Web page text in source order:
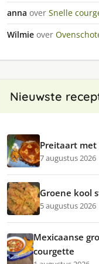
anna over Snelle
Wilmie over
Nieuwste
Preitaart
7 augustus 2026
Groene kool
5 augustus 2026
Mexicaanse
courgette